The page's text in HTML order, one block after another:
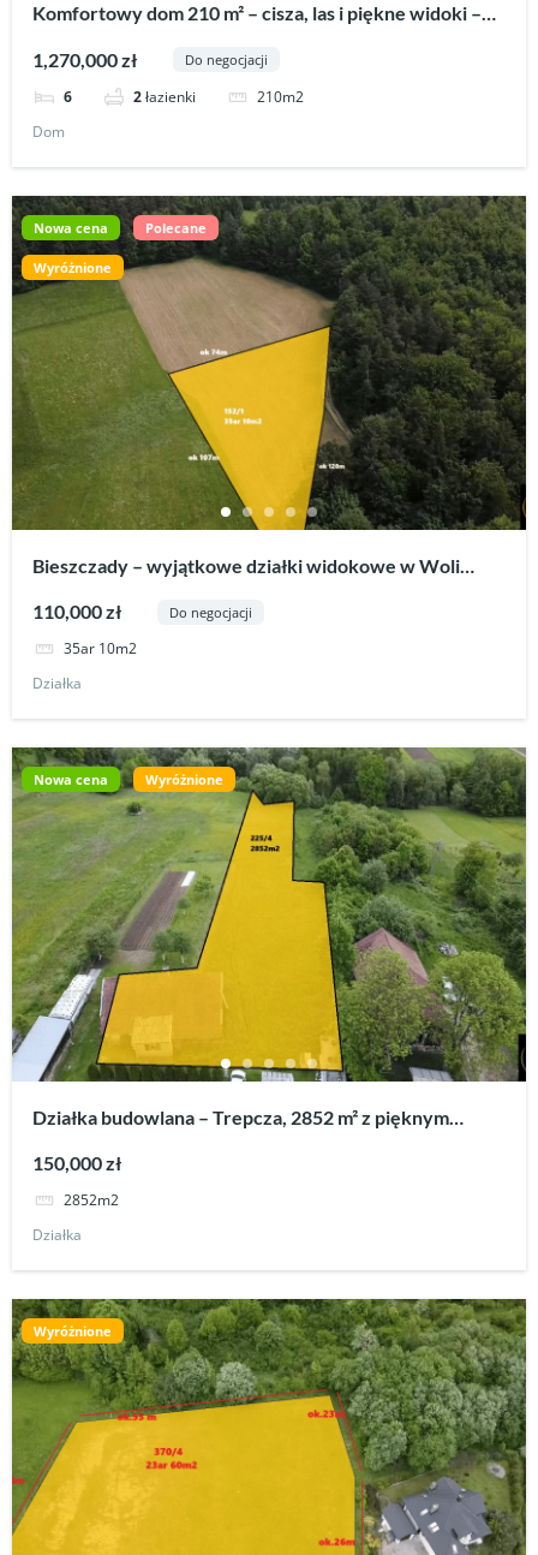
Komfortowy dom 210 m² – cisza, las i piękne widoki –
1,270,000 zł Do negocjacji
6 2łazienki
210m2
Dom
Nowa cena Polecane
Wyróżnione
Bieszczady – wyjątkowe działki widokowe w Woli
110,000 zł Do negocjacji
35ar 10m2
Działka
Nowa cena Wyróżnione
Działka budowlana – Trepcza, 2852 m² z pięknym
150,000 zł
2852m2
Działka
Wyróżnione